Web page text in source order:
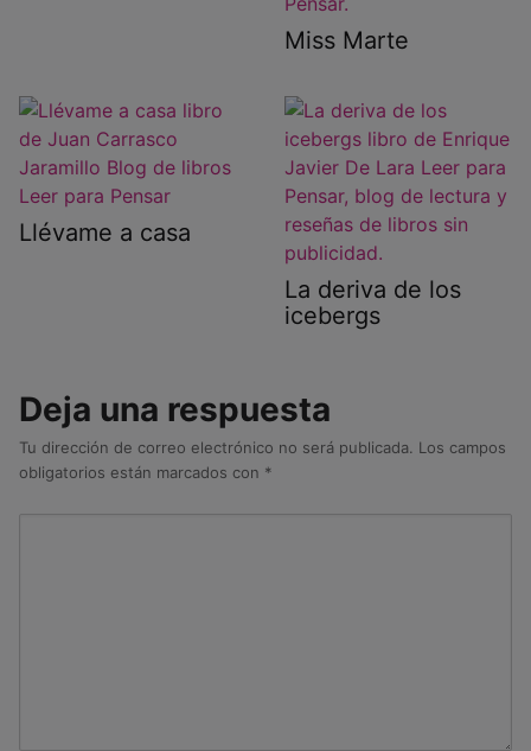
Miss Marte
Llévame a casa
La deriva de los
icebergs
Deja una respuesta
Tu dirección de correo electrónico no será publicada. Los campos
obligatorios están marcados con *